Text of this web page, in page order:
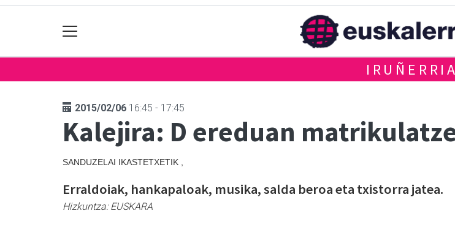
IRUÑERRIA
2015/02/06 16:45 - 17:45
Kalejira: D ereduan
SANDUZELAI IKASTETXETIK ,
Erraldoiak, hankapaloak, musika, salda beroa eta txistorra jatea.
Hizkuntza:EUSKARA